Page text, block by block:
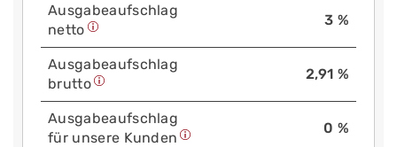
Aus­gabe­auf­schlag
netto
3 %
Aus­gabe­auf­schlag
brutto
2,91 %
Aus­gabe­auf­schlag
für unsere Kunden
0 %